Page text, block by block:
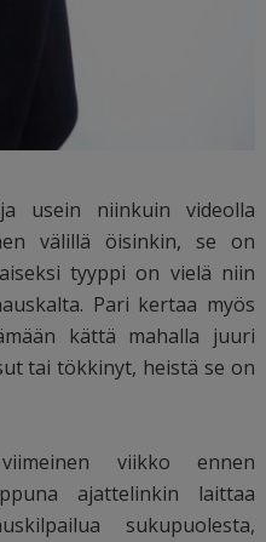
usein niinkuin videolla
välillä öisinkin, se on
tyyppi on vielä niin
Pari kertaa myös
kättä mahalla juuri
tai tökkinyt, heistä se on
viikko ennen
ajattelinkin laittaa
sukupuolesta,